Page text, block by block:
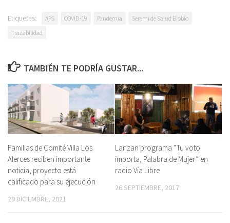
Etiquetas: APS COVID-19 Pandemia
Seremi de Salud Biobío
Trazabilidad
TAMBIÉN TE PODRÍA GUSTAR...
Familias de Comité Villa Los
Alerces reciben importante
noticia, proyecto está
calificado para su ejecución
29 DICIEMBRE, 2021
Lanzan programa “Tu voto
importa, Palabra de Mujer” en
radio Vía Libre
26 SEPTIEMBRE, 2017